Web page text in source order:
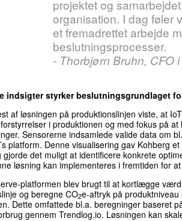
projektet og
organisation. I dag føler
et fremadrettet arbejde
beslutningsprocesser.
- Thorbjørn Bruhn, CFO
indsigter styrker beslutningsgrundlaget
af løsningen på produktionslinjen viste, at
i produktionen og med fokus på
Sensorerne indsamlede valide data om
platform. Denne visualisering gav Kohberg
gjorde det muligt at identificere konkrete
løsning kan implementeres i fremtiden for
platformen blev brugt til at kortlægge
og beregne CO2e-aftryk på
Dette omfattede bl.a. beregninger baseret
gennem Trendlog.io. Løsningen kan